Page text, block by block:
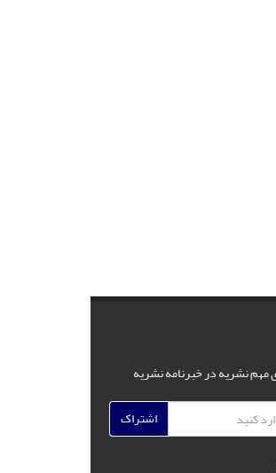
مهم نشریه در خبرنامه نشریه
اشتراک